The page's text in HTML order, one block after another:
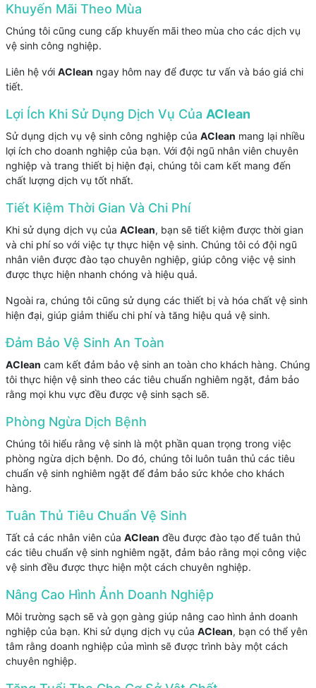
Khuyến Mãi Theo Mùa
Chúng tôi cũng cung cấp khuyến mãi theo mùa cho các dịch vụ
vệ sinh công nghiệp.
Liên hệ với AClean ngay hôm nay để được tư vấn và báo giá chi
tiết.
Lợi Ích Khi Sử Dụng Dịch Vụ Của AClean
Sử dụng dịch vụ vệ sinh công nghiệp của AClean mang lại nhiều
lợi ích cho doanh nghiệp của bạn. Với đội ngũ nhân viên chuyên
nghiệp và trang thiết bị hiện đại, chúng tôi cam kết mang đến
chất lượng dịch vụ tốt nhất.
Tiết Kiệm Thời Gian Và Chi Phí
Khi sử dụng dịch vụ của AClean, bạn sẽ tiết kiệm được thời gian
và chi phí so với việc tự thực hiện vệ sinh. Chúng tôi có đội ngũ
nhân viên được đào tạo chuyên nghiệp, giúp công việc vệ sinh
được thực hiện nhanh chóng và hiệu quả.
Ngoài ra, chúng tôi cũng sử dụng các thiết bị và hóa chất vệ sinh
hiện đại, giúp giảm thiểu chi phí và tăng hiệu quả vệ sinh.
Đảm Bảo Vệ Sinh An Toàn
AClean cam kết đảm bảo vệ sinh an toàn cho khách hàng. Chúng
tôi thực hiện vệ sinh theo các tiêu chuẩn nghiêm ngặt, đảm bảo
rằng mọi khu vực đều được vệ sinh sạch sẽ.
Phòng Ngừa Dịch Bệnh
Chúng tôi hiểu rằng vệ sinh là một phần quan trọng trong việc
phòng ngừa dịch bệnh. Do đó, chúng tôi luôn tuân thủ các tiêu
chuẩn vệ sinh nghiêm ngặt để đảm bảo sức khỏe cho khách
hàng.
Tuân Thủ Tiêu Chuẩn Vệ Sinh
Tất cả các nhân viên của AClean đều được đào tạo để tuân thủ
các tiêu chuẩn vệ sinh nghiêm ngặt, đảm bảo rằng mọi công việc
vệ sinh đều được thực hiện một cách chuyên nghiệp.
Nâng Cao Hình Ảnh Doanh Nghiệp
Môi trường sạch sẽ và gọn gàng giúp nâng cao hình ảnh doanh
nghiệp của bạn. Khi sử dụng dịch vụ của AClean, bạn có thể yên
tâm rằng doanh nghiệp của mình sẽ được trình bày một cách
chuyên nghiệp.